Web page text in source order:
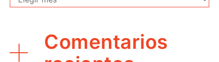
Comentarios